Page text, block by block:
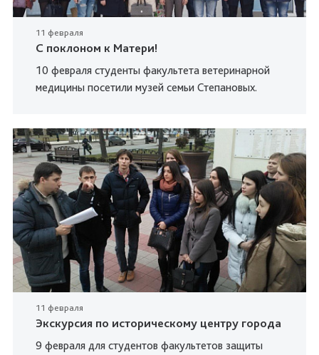
11 февраля
С поклоном к Матери!
10 февраля студенты факультета ветеринарной
медицины посетили музей семьи Степановых.
11 февраля
Экскурсия по историческому центру города
9 февраля для студентов факультетов защиты